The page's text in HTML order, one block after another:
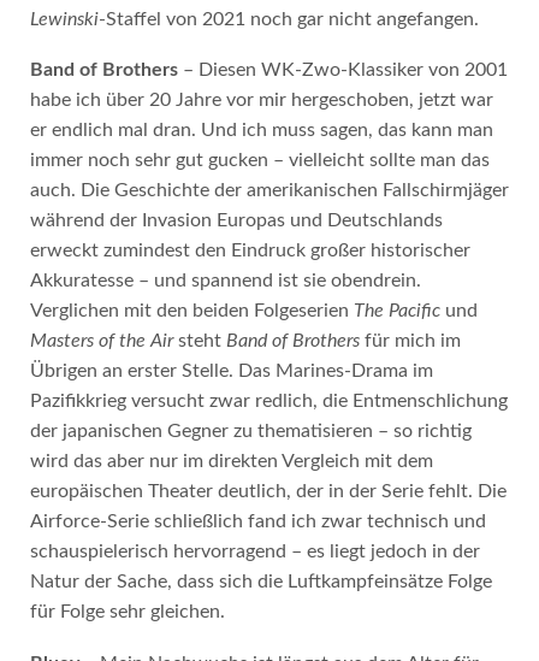
Lewinski-Staffel von 2021 noch gar nicht angefangen.
Band of Brothers– Diesen WK-Zwo-Klassiker von 2001
habe ich über 20 Jahre vor mir hergeschoben, jetzt war
er endlich mal dran. Und ich muss sagen, das kann man
immer noch sehr gut gucken – vielleicht sollte man das
auch. Die Geschichte der amerikanischen Fallschirmjäger
während der Invasion Europas und Deutschlands
erweckt zumindest den Eindruck großer historischer
Akkuratesse – und spannend ist sie obendrein.
Verglichen mit den beiden Folgeserien The Pacificund
Masters of the Airsteht Band of Brothersfür mich im
Übrigen an erster Stelle. Das Marines-Drama im
Pazifikkrieg versucht zwar redlich, die Entmenschlichung
der japanischen Gegner zu thematisieren – so richtig
wird das aber nur im direkten Vergleich mit dem
europäischen Theater deutlich, der in der Serie fehlt. Die
Airforce-Serie schließlich fand ich zwar technisch und
schauspielerisch hervorragend – es liegt jedoch in der
Natur der Sache, dass sich die Luftkampfeinsätze Folge
für Folge sehr gleichen.